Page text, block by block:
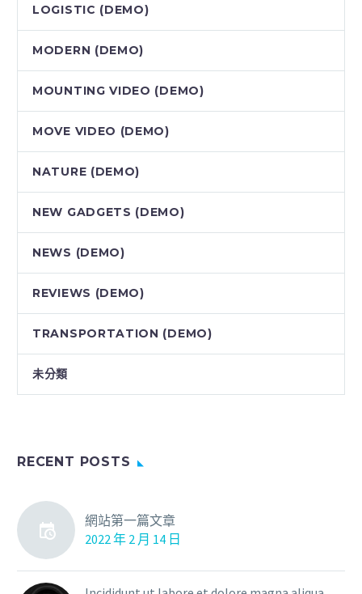
LOGISTIC (DEMO)
MODERN (DEMO)
MOUNTING VIDEO (DEMO)
MOVE VIDEO (DEMO)
NATURE (DEMO)
NEW GADGETS (DEMO)
NEWS (DEMO)
REVIEWS (DEMO)
TRANSPORTATION (DEMO)
未分類
RECENT POSTS
網站第一篇文章
2022 年 2 月 14 日